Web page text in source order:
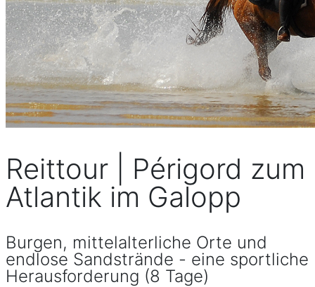
Reittour | Périgord zum
Atlantik im Galopp
Burgen, mittelalterliche Orte und
endlose Sandstrände - eine sportliche
Herausforderung (8 Tage)